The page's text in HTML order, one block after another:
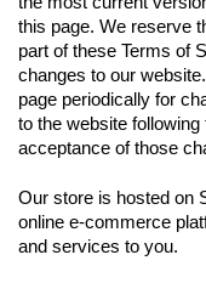
this page. We reserve
part of these Terms of
changes to our
page periodically for
to the website
acceptance of those
Our store is hosted on
online e-commerce
and services to you.